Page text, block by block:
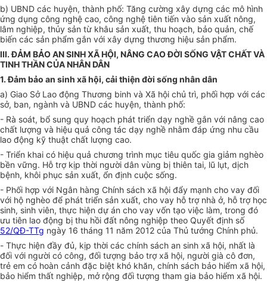
b) UBND các huyện, thành phố: Tăng cường xây dựng các mô hình
ứng dụng công nghệ cao, công nghệ tiên tiến vào sản xuất nông,
lâm nghiệp, thủy sản từ khâu sản xuất, thu hoạch, bảo quản, chế
biến các sản phẩm gắn với xây dựng thương hiệu sản phẩm.
III. ĐẢM BẢO AN SINH XÃ HỘI, NÂNG CAO ĐỜI SỐNG VẬT CHẤT VÀ
TINH THẦN CỦA NHÂN DÂN
1. Đảm bảo an sinh xã hội, cải thiện đời sống nhân dân
a) Giao Sở Lao động Thương binh và Xã hội chủ trì, phối hợp với các
sở, ban, ngành và UBND các huyện, thành phố:
- Rà soát, bổ sung quy hoạch phát triển dạy nghề gắn với nâng cao
chất lượng và hiệu quả công tác dạy nghề nhằm đáp ứng nhu cầu
lao động kỹ thuật chất lượng cao.
- Triển khai có hiệu quả chương trình mục tiêu quốc gia giảm nghèo
bền vững. Hỗ trợ kịp thời người dân vùng bị thiên tai, lũ lụt, dịch
bệnh, khôi phục sản xuất, ổn định cuộc sống.
- Phối hợp với Ngân hàng Chính sách xã hội đẩy mạnh cho vay đối
với hộ nghèo để phát triển sản xuất, cho vay hỗ trợ nhà ở, hỗ trợ học
sinh, sinh viên, thực hiện dự án cho vay vốn tạo việc làm, trong đó
ưu tiên lao động bị thu hồi đất nông nghiệp theo Quyết định số
52/QĐ-TTg ngày 16 tháng 11 năm 2012 của Thủ tướng Chính phủ.
- Thực hiện đầy đủ, kịp thời các chính sách an sinh xã hội, nhất là
đối với người có công, đối tượng bảo trợ xã hội, người già cô đơn,
trẻ em có hoàn cảnh đặc biệt khó khăn, chính sách bảo hiểm xã hội,
bảo hiểm thất nghiệp, mở rộng đối tượng tham gia bảo hiểm xã hội.